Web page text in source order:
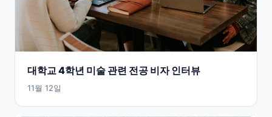
대학교 4학년 미술 관련 전공 비자 인터뷰
11월 12일